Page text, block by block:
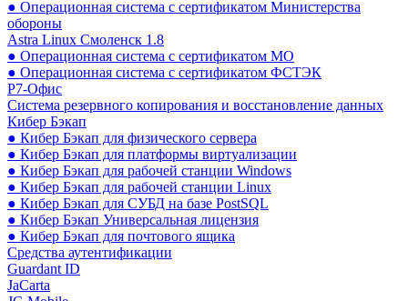
● Операционная система с сертификатом Министерства
обороны
Astra Linux Смоленск 1.8
● Операционная система с сертификатом МО
● Операционная система с сертификатом ФСТЭК
Р7-Офис
Система резервного копирования и восстановление данных
Кибер Бэкап
● Кибер Бэкап для физического сервера
● Кибер Бэкап для платформы виртуализации
● Кибер Бэкап для рабочей станции Windows
● Кибер Бэкап для рабочей станции Linux
● Кибер Бэкап для СУБД на базе PostSQL
● Кибер Бэкап Универсальная лицензия
● Кибер Бэкап для почтового ящика
Средства аутентификации
Guardant ID
JaCarta